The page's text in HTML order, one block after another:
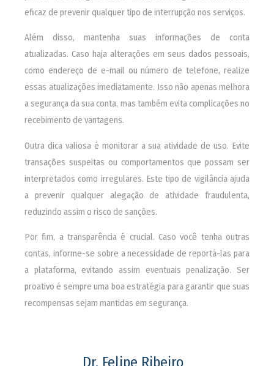
eficaz de prevenir qualquer tipo de interrupção nos serviços.
Além disso, mantenha suas informações de conta
atualizadas. Caso haja alterações em seus dados pessoais,
como endereço de e-mail ou número de telefone, realize
essas atualizações imediatamente. Isso não apenas melhora
a segurança da sua conta, mas também evita complicações no
recebimento de vantagens.
Outra dica valiosa é monitorar a sua atividade de uso. Evite
transações suspeitas ou comportamentos que possam ser
interpretados como irregulares. Este tipo de vigilância ajuda
a prevenir qualquer alegação de atividade fraudulenta,
reduzindo assim o risco de sanções.
Por fim, a transparência é crucial. Caso você tenha outras
contas, informe-se sobre a necessidade de reportá-las para
a plataforma, evitando assim eventuais penalização. Ser
proativo é sempre uma boa estratégia para garantir que suas
recompensas sejam mantidas em segurança.
Dr. Felipe Ribeiro